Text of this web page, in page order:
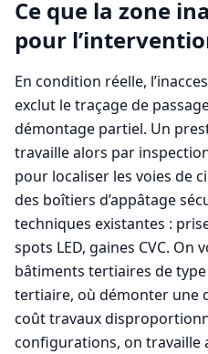
Ce que la zone
pour
En condition réelle,
exclut le traçage de
démontage partiel. Un
travaille alors par
pour localiser les voies de
des boîtiers d’appâtage
techniques existantes :
spots LED, gaines CVC. On
bâtiments tertiaires de
tertiaire, où démonter une
coût travaux
configurations, on travaille